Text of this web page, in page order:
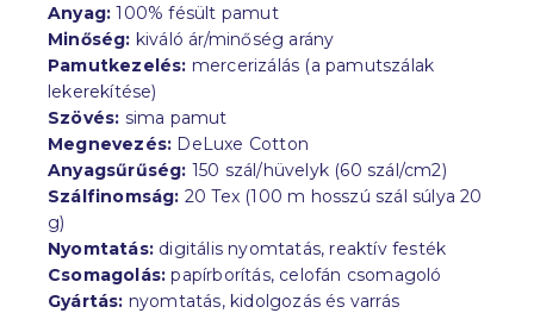
Anyag: 100% fésült pamut
Minőség: kiváló ár/minőség arány
Pamutkezelés: mercerizálás (a pamutszálak
lekerekítése)
Szövés: sima pamut
Megnevezés: DeLuxe Cotton
Anyagsűrűség: 150 szál/hüvelyk (60 szál/cm2)
Szálfinomság: 20 Tex (100 m hosszú szál súlya 20
g)
Nyomtatás: digitális nyomtatás, reaktív festék
Csomagolás: papírborítás, celofán csomagoló
Gyártás: nyomtatás, kidolgozás és varrás